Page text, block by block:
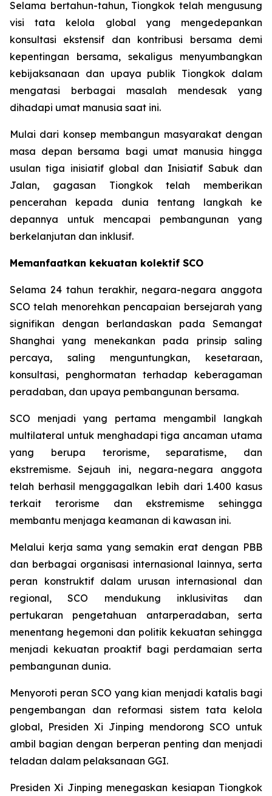
Selama bertahun-tahun, Tiongkok telah mengusung
visi tata kelola global yang mengedepankan
konsultasi ekstensif dan kontribusi bersama demi
kepentingan bersama, sekaligus menyumbangkan
kebijaksanaan dan upaya publik Tiongkok dalam
mengatasi berbagai masalah mendesak yang
dihadapi umat manusia saat ini.
Mulai dari konsep membangun masyarakat dengan
masa depan bersama bagi umat manusia hingga
usulan tiga inisiatif global dan Inisiatif Sabuk dan
Jalan, gagasan Tiongkok telah memberikan
pencerahan kepada dunia tentang langkah ke
depannya untuk mencapai pembangunan yang
berkelanjutan dan inklusif.
Memanfaatkan kekuatan kolektif SCO
Selama 24 tahun terakhir, negara-negara anggota
SCO telah menorehkan pencapaian bersejarah yang
signifikan dengan berlandaskan pada Semangat
Shanghai yang menekankan pada prinsip saling
percaya, saling menguntungkan, kesetaraan,
konsultasi, penghormatan terhadap keberagaman
peradaban, dan upaya pembangunan bersama.
SCO menjadi yang pertama mengambil langkah
multilateral untuk menghadapi tiga ancaman utama
yang berupa terorisme, separatisme, dan
ekstremisme. Sejauh ini, negara-negara anggota
telah berhasil menggagalkan lebih dari 1.400 kasus
terkait terorisme dan ekstremisme sehingga
membantu menjaga keamanan di kawasan ini.
Melalui kerja sama yang semakin erat dengan PBB
dan berbagai organisasi internasional lainnya, serta
peran konstruktif dalam urusan internasional dan
regional, SCO mendukung inklusivitas dan
pertukaran pengetahuan antarperadaban, serta
menentang hegemoni dan politik kekuatan sehingga
menjadi kekuatan proaktif bagi perdamaian serta
pembangunan dunia.
Menyoroti peran SCO yang kian menjadi katalis bagi
pengembangan dan reformasi sistem tata kelola
global, Presiden Xi Jinping mendorong SCO untuk
ambil bagian dengan berperan penting dan menjadi
teladan dalam pelaksanaan GGI.
Presiden Xi Jinping menegaskan kesiapan Tiongkok